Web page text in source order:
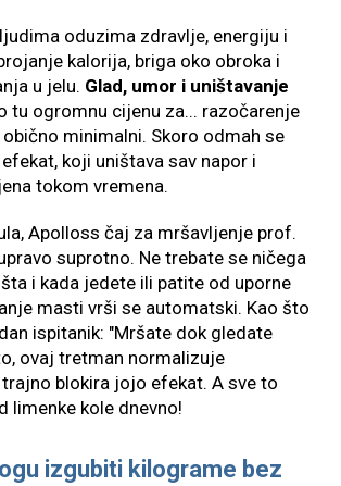
oduzima zdravlje, energiju i
kalorija, briga oko obroka i
u jelu. Glad, umor i uništavanje
tu ogromnu cijenu za... razočarenje
minimalni. Skoro odmah se
koji uništava sav napor i
tokom vremena.
Apolloss čaj za mršavljenje prof.
suprotno. Ne trebate se ničega
i kada jedete ili patite od uporne
masti vrši se automatski. Kao što
ispitanik: "Mršate dok gledate
ovaj tretman normalizuje
blokira jojo efekat. A sve to
limenke kole dnevno!
izgubiti kilograme bez